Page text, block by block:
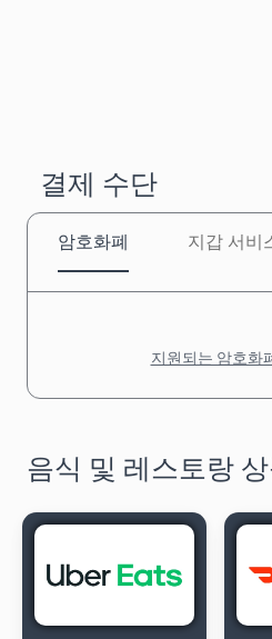
결제 수단
암호화폐 지갑 서비
지원되는 암호화
음식 및 레스토랑